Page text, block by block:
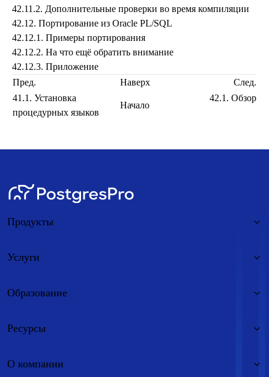
42.11.2. Дополнительные проверки во время компиляции
42.12. Портирование из Oracle PL/SQL
42.12.1. Примеры портирования
42.12.2. На что ещё обратить внимание
42.12.3. Приложение
Пред.
Наверх
След.
41.1. Установка
процедурных языков
Начало
42.1. Обзор
Продукты
Услуги
Образование
Ресурсы
О компании